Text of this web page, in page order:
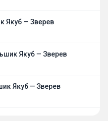
Якуб — Зверев
Якуб — Зверев
Якуб — Зверев